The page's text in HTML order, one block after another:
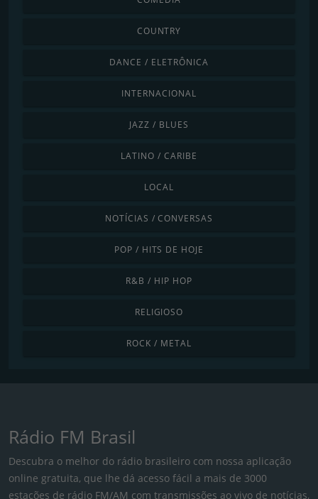
COUNTRY
DANCE / ELETRÔNICA
INTERNACIONAL
JAZZ / BLUES
LATINO / CARIBE
LOCAL
NOTÍCIAS / CONVERSAS
POP / HITS DE HOJE
R&B / HIP HOP
RELIGIOSO
ROCK / METAL
Rádio FM Brasil
Descubra o melhor do rádio brasileiro com nossa aplicação
online gratuita, que lhe dá acesso fácil a mais de 3000
estações de rádio FM/AM com transmissões ao vivo de notícias,